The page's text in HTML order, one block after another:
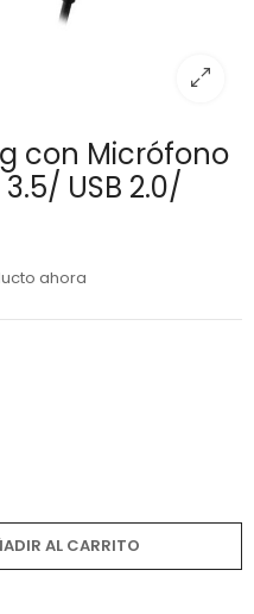
con Micrófono
USB 2.0/
ahora
AL CARRITO